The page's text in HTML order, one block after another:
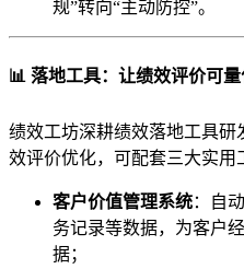
规”转向“主动防控”。
📊 落地工具：让绩效评价可
绩效工坊深耕绩效落地工具
效评价优化，可配套三大实用
客户价值管理系统：自
务记录等数据，为客户
据；